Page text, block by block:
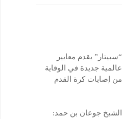
“سبيتار” يقدم معايير
عالمية جديدة في الوقاية
من إصابات كرة القدم
الشيخ جوعان بن حمد: